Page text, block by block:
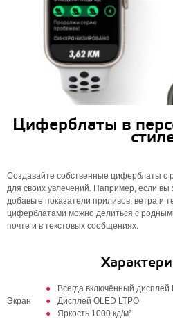
Циферблаты в
Создавайте собственные циферблаты с
для своих увлечений. Например, если
добавьте показатели приливов, ветра и
циферблатами можно делиться с
почте и в текстовых сообщениях.
Экран
Всегда включённый дисплей
Дисплей OLED LTPO
Яркость 1000 кд/м²